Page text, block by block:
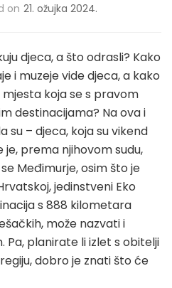
on 21. ožujka 2024.
djeca, a što odrasli? Kako
i muzeje vide djeca, a kako
mjesta koja se s pravom
destinacijama? Na ova i
su – djeca, koja su vikend
prema njihovom sudu,
Međimurje, osim što je
jedinstveni Eko
s 888 kilometara
može nazvati i
Pa, planirate li izlet s obitelji
dobro je znati što će